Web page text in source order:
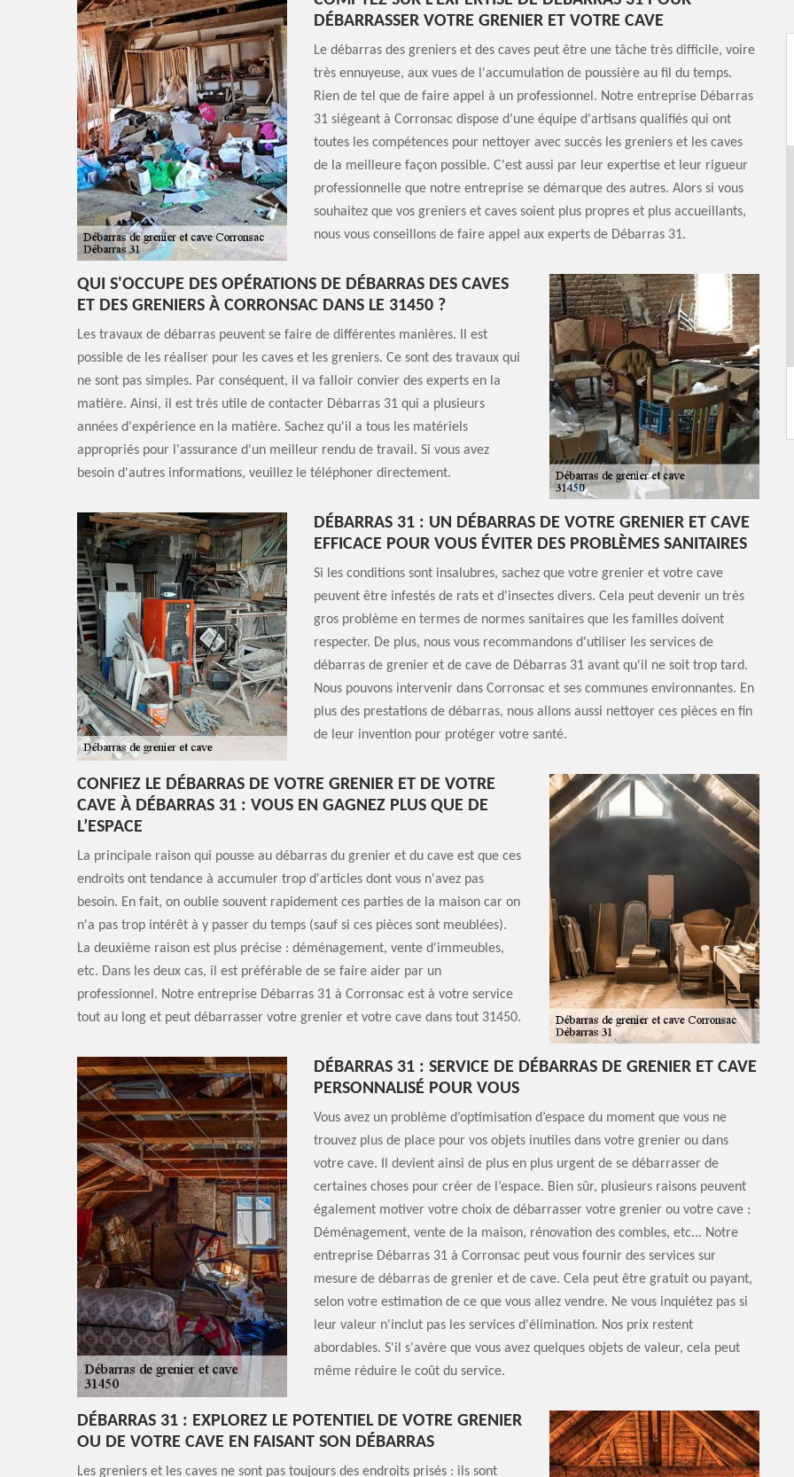
DÉBARRASSER VOTRE GRENIER ET VOTRE CAVE
Le débarras des greniers et des caves peut être une tâche très difficile, voire
très ennuyeuse, aux vues de l'accumulation de poussière au fil du temps.
Rien de tel que de faire appel à un professionnel. Notre entreprise Débarras
31 siégeant à Corronsac dispose d’une équipe d'artisans qualifiés qui ont
toutes les compétences pour nettoyer avec succès les greniers et les caves
de la meilleure façon possible. C'est aussi par leur expertise et leur rigueur
professionnelle que notre entreprise se démarque des autres. Alors si vous
souhaitez que vos greniers et caves soient plus propres et plus accueillants,
nous vous conseillons de faire appel aux experts de Débarras 31.
QUI S'OCCUPE DES OPÉRATIONS DE DÉBARRAS DES CAVES
ET DES GRENIERS À CORRONSAC DANS LE 31450 ?
Les travaux de débarras peuvent se faire de différentes manières. Il est
possible de les réaliser pour les caves et les greniers. Ce sont des travaux qui
ne sont pas simples. Par conséquent, il va falloir convier des experts en la
matière. Ainsi, il est très utile de contacter Débarras 31 qui a plusieurs
années d'expérience en la matière. Sachez qu'il a tous les matériels
appropriés pour l'assurance d'un meilleur rendu de travail. Si vous avez
besoin d'autres informations, veuillez le téléphoner directement.
DÉBARRAS 31 : UN DÉBARRAS DE VOTRE GRENIER ET CAVE
EFFICACE POUR VOUS ÉVITER DES PROBLÈMES SANITAIRES
Si les conditions sont insalubres, sachez que votre grenier et votre cave
peuvent être infestés de rats et d'insectes divers. Cela peut devenir un très
gros problème en termes de normes sanitaires que les familles doivent
respecter. De plus, nous vous recommandons d'utiliser les services de
débarras de grenier et de cave de Débarras 31 avant qu'il ne soit trop tard.
Nous pouvons intervenir dans Corronsac et ses communes environnantes. En
plus des prestations de débarras, nous allons aussi nettoyer ces pièces en fin
de leur invention pour protéger votre santé.
CONFIEZ LE DÉBARRAS DE VOTRE GRENIER ET DE VOTRE
CAVE À DÉBARRAS 31 : VOUS EN GAGNEZ PLUS QUE DE
L’ESPACE
La principale raison qui pousse au débarras du grenier et du cave est que ces
endroits ont tendance à accumuler trop d'articles dont vous n'avez pas
besoin. En fait, on oublie souvent rapidement ces parties de la maison car on
n'a pas trop intérêt à y passer du temps (sauf si ces pièces sont meublées).
La deuxième raison est plus précise : déménagement, vente d'immeubles,
etc. Dans les deux cas, il est préférable de se faire aider par un
professionnel. Notre entreprise Débarras 31 à Corronsac est à votre service
tout au long et peut débarrasser votre grenier et votre cave dans tout 31450.
DÉBARRAS 31 : SERVICE DE DÉBARRAS DE GRENIER ET CAVE
PERSONNALISÉ POUR VOUS
Vous avez un problème d’optimisation d’espace du moment que vous ne
trouvez plus de place pour vos objets inutiles dans votre grenier ou dans
votre cave. Il devient ainsi de plus en plus urgent de se débarrasser de
certaines choses pour créer de l’espace. Bien sûr, plusieurs raisons peuvent
également motiver votre choix de débarrasser votre grenier ou votre cave :
Déménagement, vente de la maison, rénovation des combles, etc... Notre
entreprise Débarras 31 à Corronsac peut vous fournir des services sur
mesure de débarras de grenier et de cave. Cela peut être gratuit ou payant,
selon votre estimation de ce que vous allez vendre. Ne vous inquiétez pas si
leur valeur n'inclut pas les services d'élimination. Nos prix restent
abordables. S'il s'avère que vous avez quelques objets de valeur, cela peut
même réduire le coût du service.
DÉBARRAS 31 : EXPLOREZ LE POTENTIEL DE VOTRE GRENIER
OU DE VOTRE CAVE EN FAISANT SON DÉBARRAS
Les greniers et les caves ne sont pas toujours des endroits prisés : ils sont